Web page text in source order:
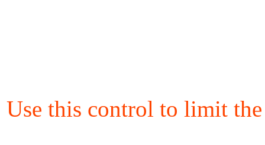
Use this control to limit